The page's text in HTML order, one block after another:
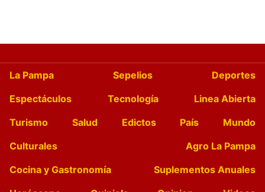
La Pampa Sepelios
Deportes
Espectáculos
Tecnología
Linea Abierta
Turismo
Salud Edictos País
Mundo
Culturales
Agro La Pampa
Cocina y Gastronomía
Suplementos Anuales